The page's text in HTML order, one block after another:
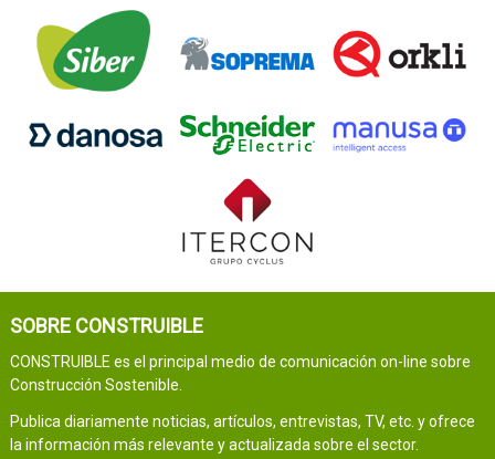
SOBRE CONSTRUIBLE
CONSTRUIBLE es el principal medio de comunicación on-line sobre
Construcción Sostenible.
Publica diariamente noticias, artículos, entrevistas, TV, etc. y ofrece
la información más relevante y actualizada sobre el sector.